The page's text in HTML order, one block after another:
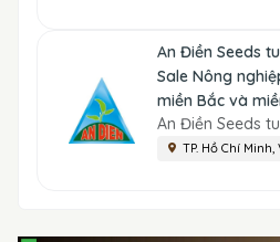
An Điền Seeds
Sale Nông
miền Bắc và
An Điền Seeds
TP. Hồ Chí Minh,